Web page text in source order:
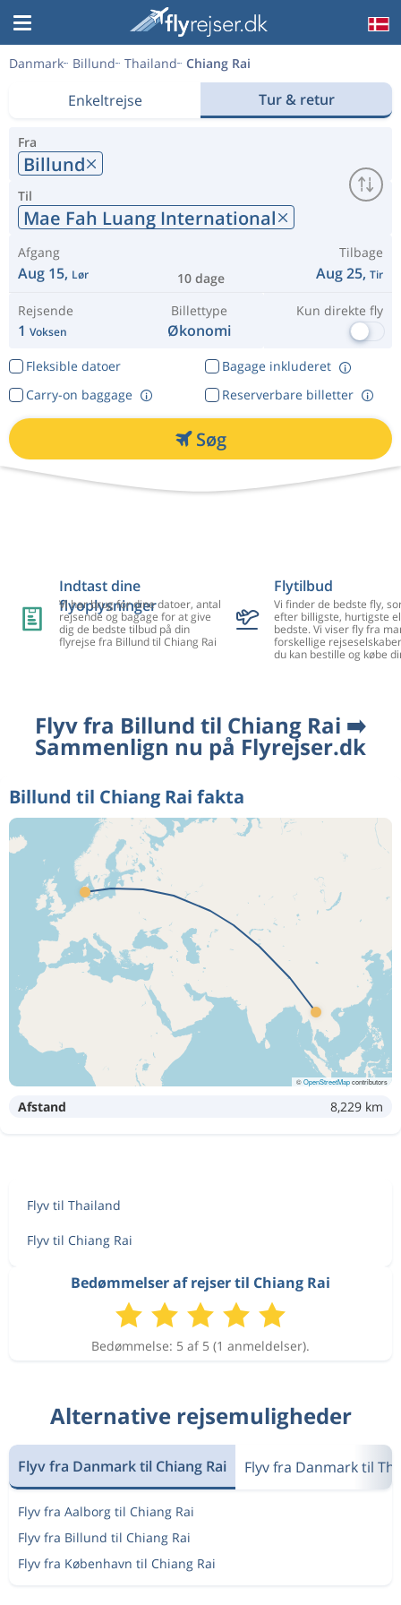
Danmark Billund Thailand Chiang Rai
Enkeltrejse Tur & retur
Fra
Billund
Til
Mae Fah Luang International
Afgang
Aug 15, Lør 10 dage
Tilbage
Aug 25, Tir
Rejsende
1 Voksen
Billettype
Økonomi
Kun direkte fly
Fleksible datoer
Bagage inkluderet
Reserverbare billetter
Carry-on baggage
Søg
Indtast dine
flyoplysninger
Vi har brug for dine datoer, antal
rejsende og bagage for at give
dig de bedste tilbud på din
flyrejse fra Billund til Chiang Rai
Flytilbud
Vi finder de bedste fly,
efter billigste, hurtigste
bedste. Vi viser fly fra
forskellige
du kan bestille og købe
Flyv fra Billund til Chiang Rai ➡️
Sammenlign nu på Flyrejser.dk
Billund til Chiang Rai fakta
©OpenStreetMapcontributors
Afstand 8,229 km
Flyv til Thailand
Flyv til Chiang Rai
Bedømmelser af rejser til Chiang Rai
Bedømmelse: 5 af 5 (1 anmeldelser).
Alternative rejsemuligheder
Flyv fra Danmark til Chiang Rai Flyv fra Danmark til
Flyv fra Aalborg til Chiang Rai
Flyv fra Billund til Chiang Rai
Flyv fra København til Chiang Rai